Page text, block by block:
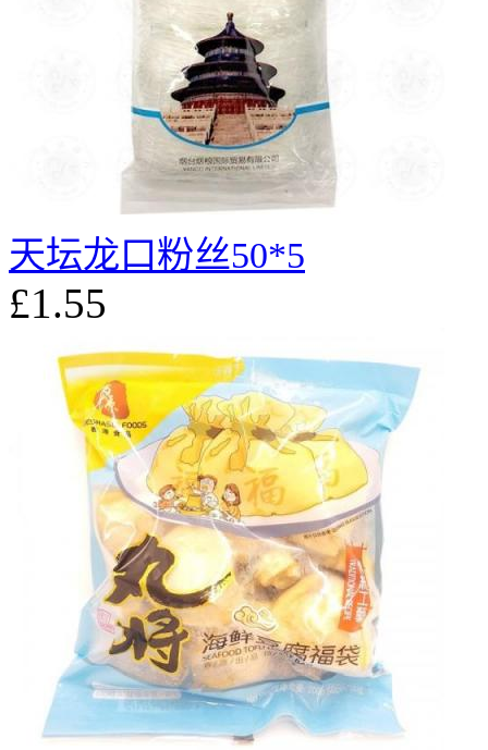
天坛龙口粉丝50*5
£1.55